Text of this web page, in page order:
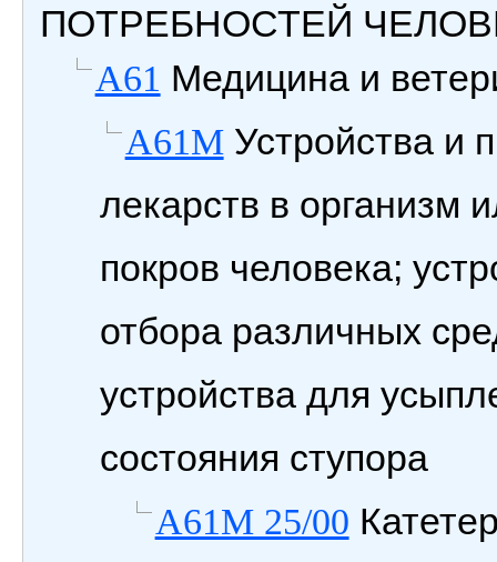
ПОТРЕБНОСТЕЙ
A61 Медицина и
A61MУстройства и
лекарств в организм
покров человека;
отбора различных
устройства для
состояния ступора
A61M 25/00